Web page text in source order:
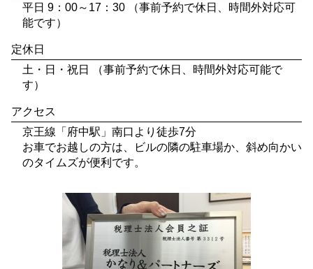
平日 9：00～17：30 （事前予約で休日、時間外対応可
能です）
定休日
土・日・祝日 （事前予約で休日、時間外対応可能で
す）
アクセス
京王線「府中駅」南口より徒歩7分
お車でお越しの方は、ビルの隣の駐車場か、斜め向かい
のタイムズが便利です。